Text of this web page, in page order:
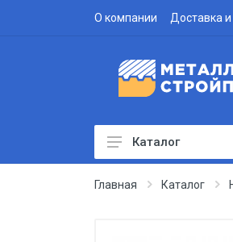
О компании Доставка
Профнастил
Каталог
Главная Каталог